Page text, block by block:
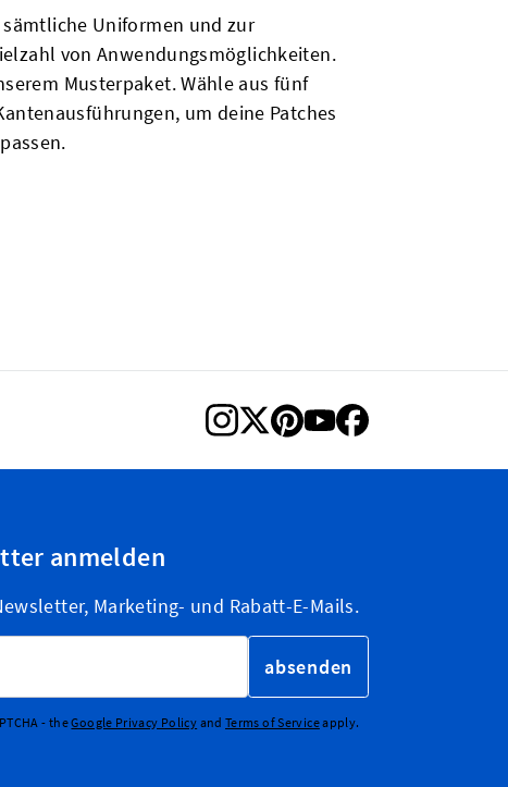
Uniformen und zur
von Anwendungsmöglichkeiten.
Musterpaket. Wähle aus fünf
um deine Patches
anmelden
Marketing- und Rabatt-E-Mails.
absenden
- theGoogle Privacy Policy and Terms of Serviceapply.